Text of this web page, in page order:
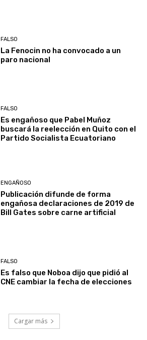
FALSO
La Fenocin no ha convocado a un
paro nacional
FALSO
Es engañoso que Pabel Muñoz
buscará la reelección en Quito con el
Partido Socialista Ecuatoriano
ENGAÑOSO
Publicación difunde de forma
engañosa declaraciones de 2019 de
Bill Gates sobre carne artificial
FALSO
Es falso que Noboa dijo que pidió al
CNE cambiar la fecha de elecciones
Cargar más